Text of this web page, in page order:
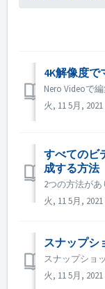
4K解像度
火, 11 5月,
すべてのビ
成する方法
火, 11 5月,
スナップシ
火, 11 5月,